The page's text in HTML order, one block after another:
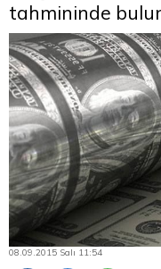
tahmininde
08.09.2015 Salı 11:54